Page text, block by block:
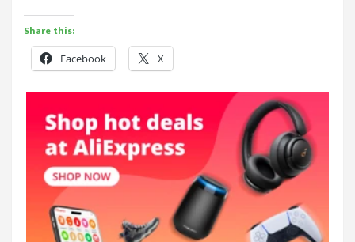
Share this:
Facebook X